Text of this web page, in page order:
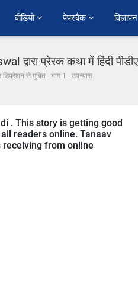
वीडियो पेपरबैक विज्ञापन
द्वारा प्रेरक कथा में हिंदी
से मुक्ति - भाग 1 - उपन्यास
. This story is getting good
readers online. Tanaav
receiving from online